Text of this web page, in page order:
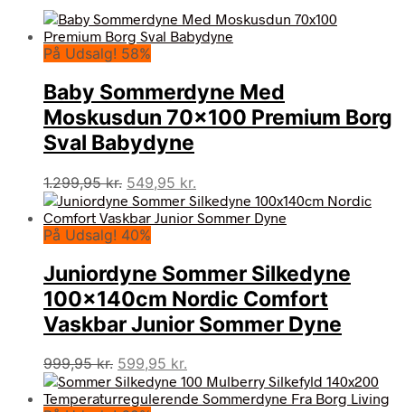
På Udsalg! 58%
Baby Sommerdyne Med
Moskusdun 70×100 Premium Borg
Sval Babydyne
1.299,95kr. Den
oprindelige
pris
var:
549,95 kr.
aktuelle
pris
På Udsalg! 40%
Juniordyne Sommer Silkedyne
100x140cm Nordic Comfort
Vaskbar Junior Sommer Dyne
999,95kr. Den
oprindelige
pris
599,95 kr.
aktuelle
pris